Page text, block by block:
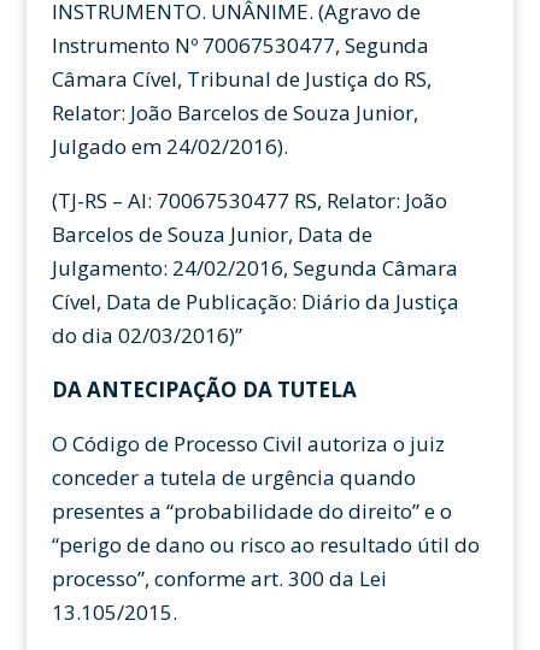
INSTRUMENTO. UNÂNIME. (Agravo de
Instrumento Nº 70067530477, Segunda
Câmara Cível, Tribunal de Justiça do RS,
Relator: João Barcelos de Souza Junior,
Julgado em 24/02/2016).
(TJ-RS – AI: 70067530477 RS, Relator: João
Barcelos de Souza Junior, Data de
Julgamento: 24/02/2016, Segunda Câmara
Cível, Data de Publicação: Diário da Justiça
do dia 02/03/2016)”
DA ANTECIPAÇÃO DA TUTELA
O Código de Processo Civil autoriza o juiz
conceder a tutela de urgência quando
presentes a “probabilidade do direito” e o
“perigo de dano ou risco ao resultado útil do
processo”, conforme art. 300 da Lei
13.105/2015.